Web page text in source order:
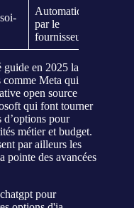
Automatiques
par le
fournisseur
guide en 2025 la
comme Meta qui
open source
qui font tourner
d’options pour
métier et budget.
par ailleurs les
pointe des avancées